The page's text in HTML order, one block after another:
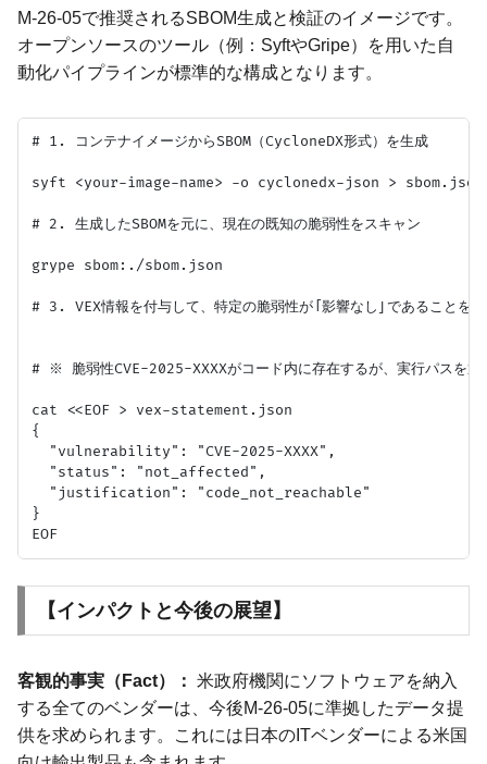
M-26-05で推奨されるSBOM生成と検証のイメージです。
オープンソースのツール（例：SyftやGripe）を用いた自
動化パイプラインが標準的な構成となります。
# 1. コンテナイメージからSBOM（CycloneDX形式）を生成
syft <your-image-name> -o cyclonedx-json > sbom.json
# 2. 生成したSBOMを元に、現在の既知の脆弱性をスキャン
grype sbom:./sbom.json
# 3. VEX情報を付与して、特定の脆弱性が「影響なし」であることを
# ※ 脆弱性CVE-2025-XXXXがコード内に存在するが、実行パスを通
cat <<EOF > vex-statement.json
{
  "vulnerability": "CVE-2025-XXXX",
  "status": "not_affected",
  "justification": "code_not_reachable"
}
【インパクトと今後の展望】
客観的事実（Fact）： 米政府機関にソフトウェアを納入
する全てのベンダーは、今後M-26-05に準拠したデータ提
供を求められます。これには日本のITベンダーによる米国